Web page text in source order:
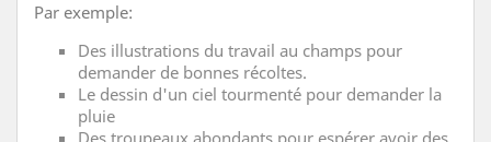
Par exemple:
Des illustrations du travail au champs pour
demander de bonnes récoltes.
Le dessin d'un ciel tourmenté pour demander la
pluie
Des troupeaux abondants pour espérer avoir des